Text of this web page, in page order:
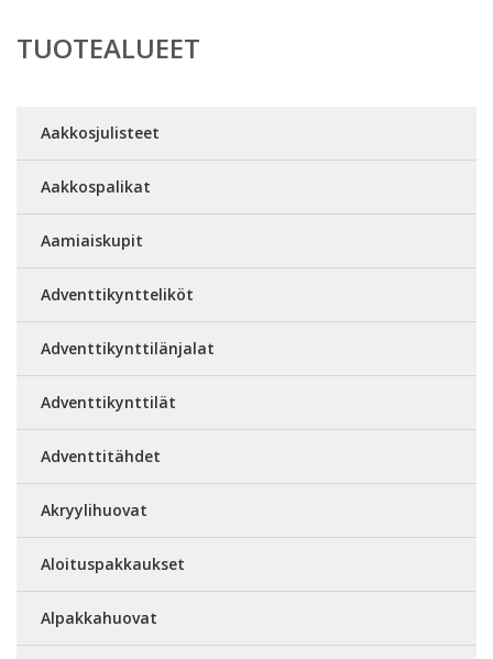
TUOTEALUEET
Aakkosjulisteet
Aakkospalikat
Aamiaiskupit
Adventtikyntteliköt
Adventtikynttilänjalat
Adventtikynttilät
Adventtitähdet
Akryylihuovat
Aloituspakkaukset
Alpakkahuovat